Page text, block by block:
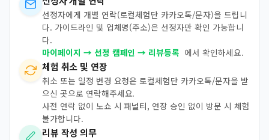
선정자에게 개별 연락(로컬체험단 카카오톡/문자)을 드립니
다. 가이드라인 및 업체명(주소)은 선정자만 확인 가능합니
다.
마이페이지 → 선정 캠페인 → 리뷰등록 에서 확인하세요.
체험 취소 및 연장
취소 또는 일정 변경 요청은 로컬체험단 카카오톡/문자을 받
으신 곳으로 연락해주세요.
사전 연락 없이 노쇼 시 패널티, 연장 승인 없이 방문 시 체험
불가합니다.
리뷰 작성 의무